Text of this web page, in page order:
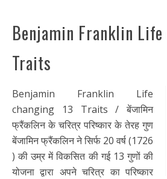
Benjamin Franklin Life
Traits
Benjamin Franklin Life
changing 13 Traits / बेंजामिन
फ्रैंकलिन के चरित्र परिष्कार के तेरह गुण
बेंजामिन फ्रैंकलिन ने सिर्फ 20 वर्ष (1726
) की उम्र में विकसित की गई 13 गुणों की
योजना द्वारा अपने चरित्र का परिष्कार